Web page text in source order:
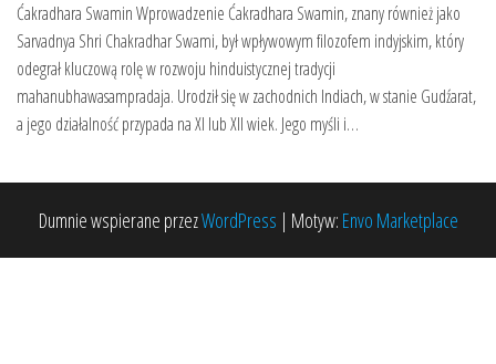
Ćakradhara Swamin Wprowadzenie Ćakradhara Swamin, znany również jako
Sarvadnya Shri Chakradhar Swami, był wpływowym filozofem indyjskim, który
odegrał kluczową rolę w rozwoju hinduistycznej tradycji
mahanubhawasampradaja. Urodził się w zachodnich Indiach, w stanie Gudźarat,
a jego działalność przypada na XI lub XII wiek. Jego myśli i…
Dumnie wspierane przezWordPress | Motyw: Envo Marketplace